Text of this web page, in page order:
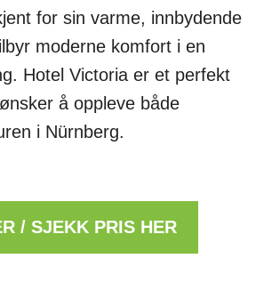
for sin varme, innbydende
moderne komfort i en
Hotel Victoria er et perfekt
å oppleve både
i Nürnberg.
/ SJEKK PRIS HER